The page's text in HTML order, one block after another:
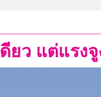
ยว แต่แรง